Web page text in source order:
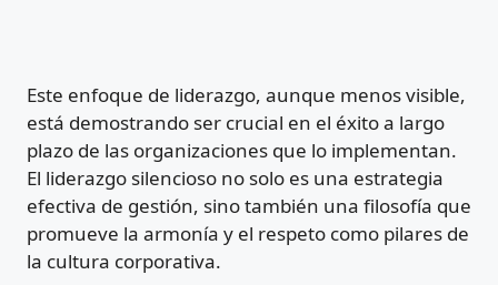
Este enfoque de liderazgo, aunque menos visible,
está demostrando ser crucial en el éxito a largo
plazo de las organizaciones que lo implementan.
El liderazgo silencioso no solo es una estrategia
efectiva de gestión, sino también una filosofía que
promueve la armonía y el respeto como pilares de
la cultura corporativa.